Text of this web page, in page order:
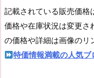
記載されている販売価格
価格や在庫状況は変更さ
の価格や詳細は画像のリ
特価情報満載の人気